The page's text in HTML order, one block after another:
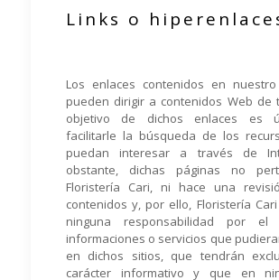
Links o
Los enlaces contenidos en
pueden dirigir a contenidos Web de
objetivo de dichos enlaces es
facilitarle la búsqueda de los
puedan interesar a través de
obstante, dichas páginas no
Floristería Cari, ni hace una
contenidos y, por ello, Floristería
ninguna responsabilidad por el
informaciones o servicios que
en dichos sitios, que tendrán
carácter informativo y que en